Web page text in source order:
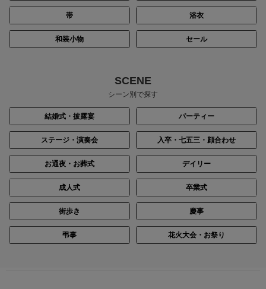
帯 浴衣
和装小物 セール
SCENE
シーン別で探す
結婚式・披露宴 パーティー
ステージ・演奏会 入卒・七五三・顔合わせ
お通夜・お葬式 デイリー
成人式 卒業式
街歩き 慶事
弔事 花火大会・お祭り